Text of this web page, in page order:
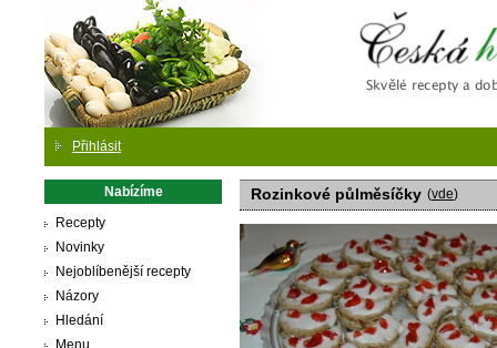
Přihlásit
Nabízíme
Recepty
Novinky
Nejoblíbenější recepty
Názory
Hledání
Menu
Rozinkové půlměsíčky (vde)